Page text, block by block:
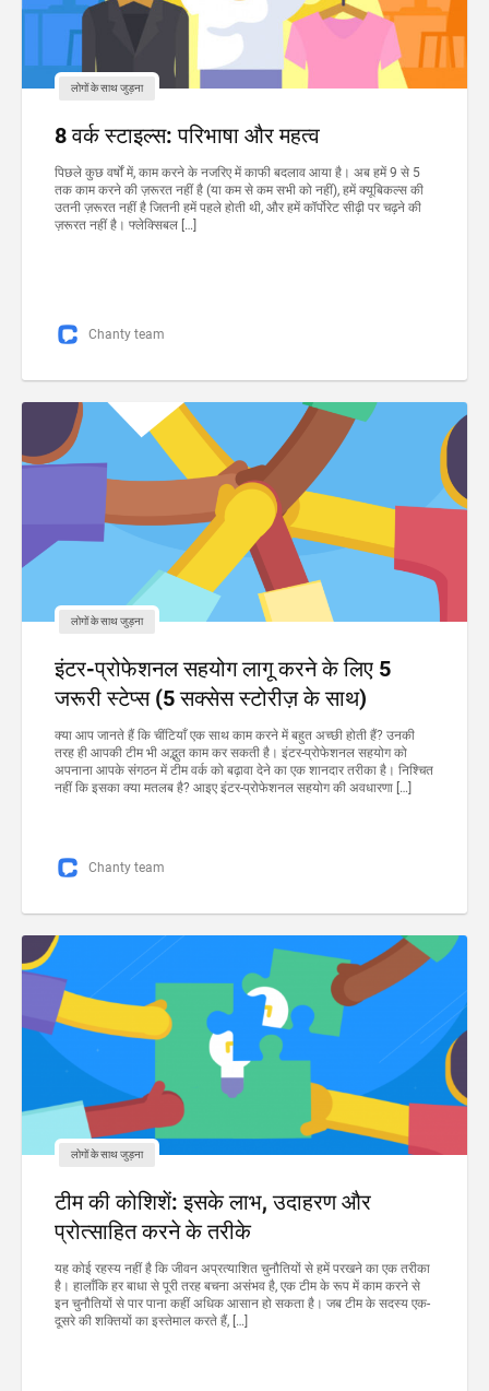
लोगों के साथ जुड़ना
8 वर्क स्टाइल्स: परिभाषा और महत्व
पिछले कुछ वर्षों में, काम करने के नजरिए में काफी बदलाव आया है। अब हमें 9 से 5
तक काम करने की ज़रूरत नहीं है (या कम से कम सभी को नहीं), हमें क्यूबिकल्स की
उतनी ज़रूरत नहीं है जितनी हमें पहले होती थी, और हमें कॉर्पोरेट सीढ़ी पर चढ़ने की
ज़रूरत नहीं है। फ्लेक्सिबल […]
Chanty team
लोगों के साथ जुड़ना
इंटर-प्रोफेशनल सहयोग लागू करने के लिए 5
जरूरी स्टेप्स (5 सक्सेस स्टोरीज़ के साथ)
क्या आप जानते हैं कि चींटियाँ एक साथ काम करने में बहुत अच्छी होती हैं? उनकी
तरह ही आपकी टीम भी अद्भुत काम कर सकती है। इंटर-प्रोफेशनल सहयोग को
अपनाना आपके संगठन में टीम वर्क को बढ़ावा देने का एक शानदार तरीका है। निश्चित
नहीं कि इसका क्या मतलब है? आइए इंटर-प्रोफेशनल सहयोग की अवधारणा […]
Chanty team
लोगों के साथ जुड़ना
टीम की कोशिशें: इसके लाभ, उदाहरण और
प्रोत्साहित करने के तरीके
यह कोई रहस्य नहीं है कि जीवन अप्रत्याशित चुनौतियों से हमें परखने का एक तरीका
है। हालाँकि हर बाधा से पूरी तरह बचना असंभव है, एक टीम के रूप में काम करने से
इन चुनौतियों से पार पाना कहीं अधिक आसान हो सकता है। जब टीम के सदस्य एक-
दूसरे की शक्तियों का इस्तेमाल करते हैं, […]